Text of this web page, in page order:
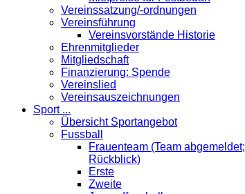
Vereinssatzung/-ordnungen
Vereinsführung
Vereinsvorstände Historie
Ehrenmitglieder
Mitgliedschaft
Finanzierung: Spende
Vereinslied
Vereinsauszeichnungen
Sport ...
Übersicht Sportangebot
Fussball
Frauenteam (Team abgemeldet;
Rückblick)
Erste
Zweite